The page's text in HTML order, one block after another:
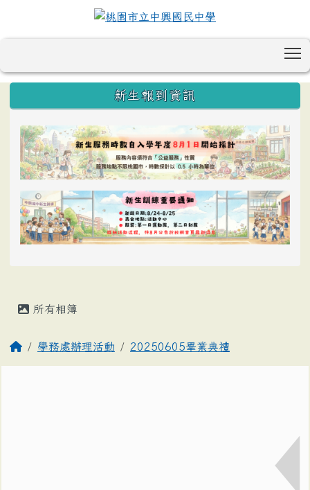
:::
新生報到資訊
所有相簿
學務處辦理活動 20250605畢業典禮